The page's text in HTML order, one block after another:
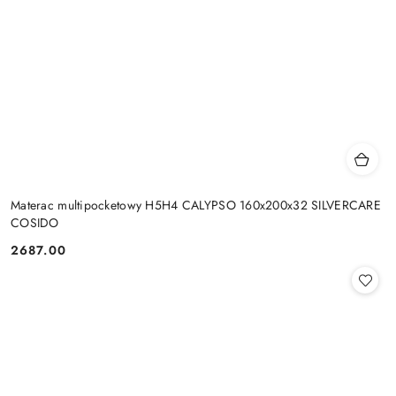
Materac multipocketowy H5H4 CALYPSO 160x200x32 SILVERCARE
COSIDO
Cena:
2687.00